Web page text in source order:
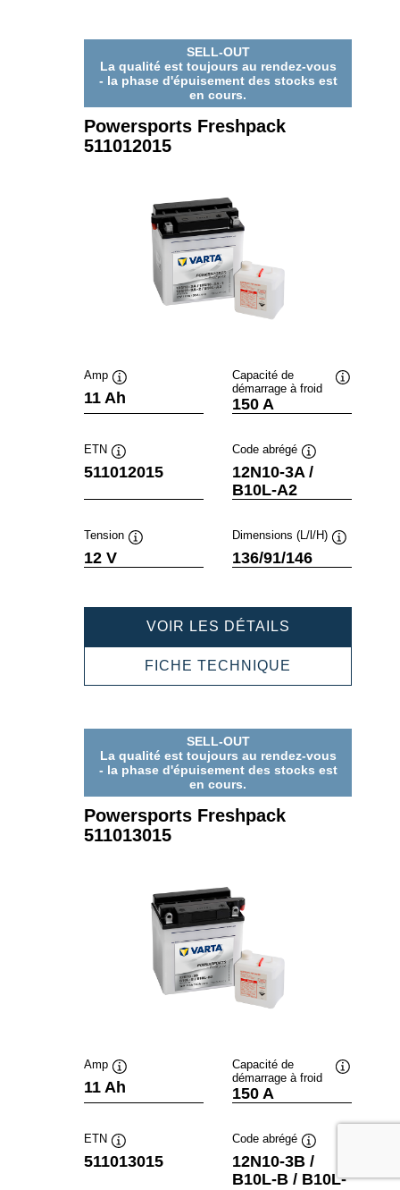
SELL-OUT
La qualité est toujours au rendez-vous
- la phase d'épuisement des stocks est
en cours.
Powersports Freshpack
511012015
Amp
Infobulle
11 Ah
Capacité de
démarrage à froid
150 A
ETN
Infobulle
511012015
Code abrégé
Infobulle
12N10-3A /
B10L-A2
Tension
12 V
Dimensions (L/l/H)
136/91/146
VOIR LES DÉTAILS
511012015
FICHE TECHNIQUE
SELL-OUT
La qualité est toujours au rendez-vous
- la phase d'épuisement des stocks est
en cours.
Powersports Freshpack
511013015
Amp
Infobulle
11 Ah
Capacité de
démarrage à froid
150 A
ETN
Infobulle
511013015
Code abrégé
Infobulle
12N10-3B /
B10L-B / B10L-